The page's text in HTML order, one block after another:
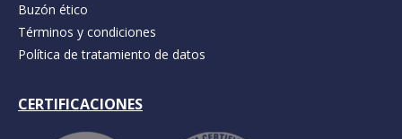
Buzón ético
Términos y condiciones
Política de tratamiento de datos
CERTIFICACIONES